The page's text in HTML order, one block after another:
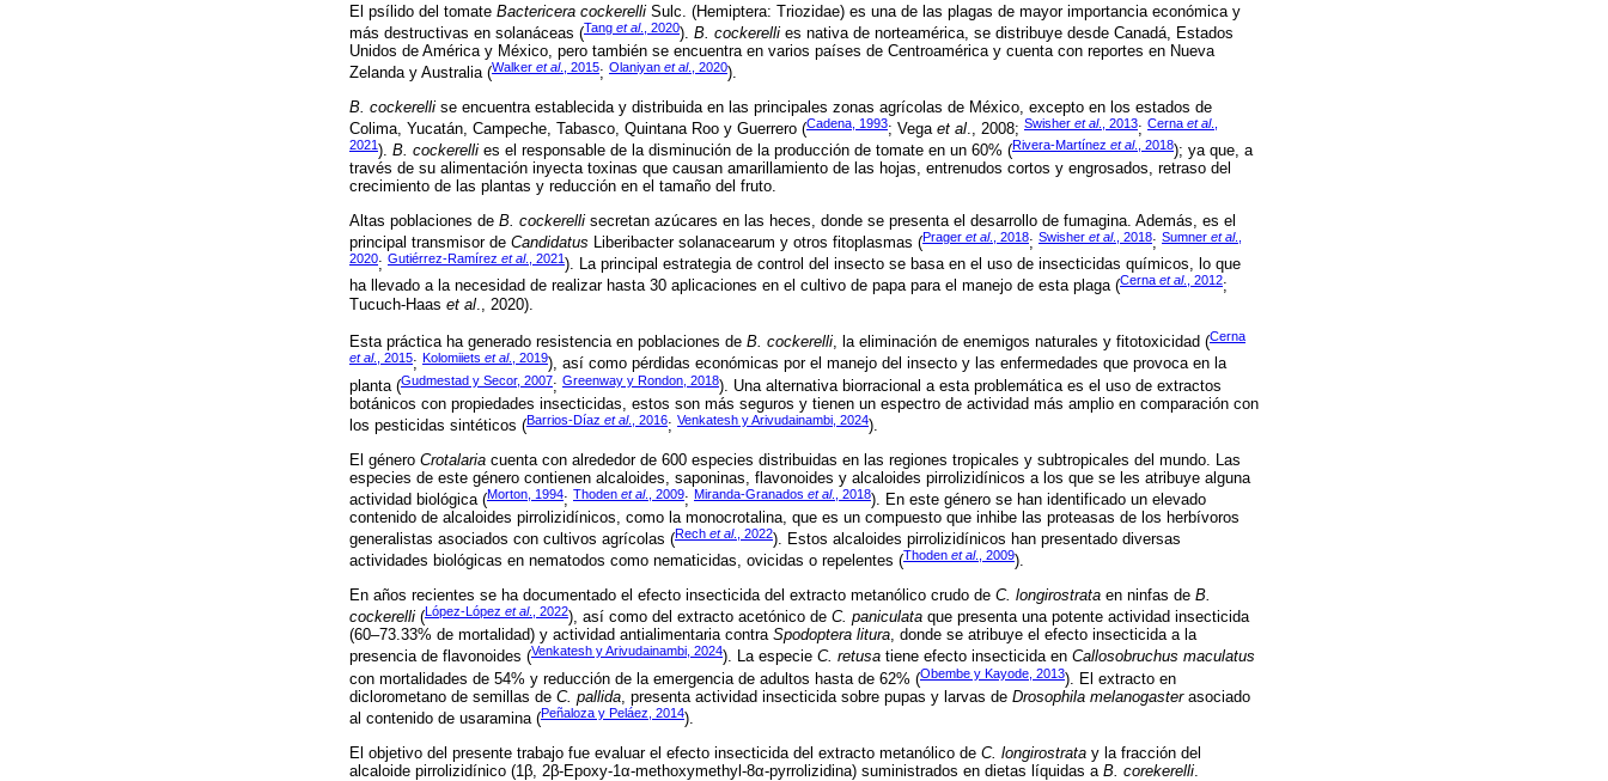
El psílido del tomate Bactericera cockerelli Sulc. (Hemiptera: Triozidae) es una de las plagas de mayor importancia económica y
más destructivas en solanáceas (Tang et al., 2020). B. cockerelli es nativa de norteamérica, se distribuye desde Canadá, Estados
Unidos de América y México, pero también se encuentra en varios países de Centroamérica y cuenta con reportes en Nueva
Zelanda y Australia (Walker et al., 2015; Olaniyan et al., 2020).
B. cockerelli se encuentra establecida y distribuida en las principales zonas agrícolas de México, excepto en los estados de
Colima, Yucatán, Campeche, Tabasco, Quintana Roo y Guerrero (Cadena, 1993; Vega et al ., 2008; Swisher et al., 2013; Cerna et al.,
2021). B. cockerelli es el responsable de la disminución de la producción de tomate en un 60% (Rivera-Martínez et al., 2018); ya que, a
través de su alimentación inyecta toxinas que causan amarillamiento de las hojas, entrenudos cortos y engrosados, retraso del
crecimiento de las plantas y reducción en el tamaño del fruto.
Altas poblaciones de B. cockerelli secretan azúcares en las heces, donde se presenta el desarrollo de fumagina. Además, es el
principal transmisor de Candidatus Liberibacter solanacearum y otros fitoplasmas (Prager et al., 2018; Swisher et al., 2018; Sumner et al.,
2020; Gutiérrez-Ramírez et al., 2021). La principal estrategia de control del insecto se basa en el uso de insecticidas químicos, lo que
ha llevado a la necesidad de realizar hasta 30 aplicaciones en el cultivo de papa para el manejo de esta plaga (Cerna et al., 2012;
Tucuch-Haas et al ., 2020).
Esta práctica ha generado resistencia en poblaciones de B. cockerelli, la eliminación de enemigos naturales y fitotoxicidad (Cerna
et al., 2015; Kolomiiets et al., 2019), así como pérdidas económicas por el manejo del insecto y las enfermedades que provoca en la
planta (Gudmestad y Secor, 2007; Greenway y Rondon, 2018). Una alternativa biorracional a esta problemática es el uso de extractos
botánicos con propiedades insecticidas, estos son más seguros y tienen un espectro de actividad más amplio en comparación con
los pesticidas sintéticos (Barrios-Díaz et al., 2016; Venkatesh y Arivudainambi, 2024).
El género Crotalaria cuenta con alrededor de 600 especies distribuidas en las regiones tropicales y subtropicales del mundo. Las
especies de este género contienen alcaloides, saponinas, flavonoides y alcaloides pirrolizidínicos a los que se les atribuye alguna
actividad biológica (Morton, 1994; Thoden et al., 2009; Miranda-Granados et al., 2018). En este género se han identificado un elevado
contenido de alcaloides pirrolizidínicos, como la monocrotalina, que es un compuesto que inhibe las proteasas de los herbívoros
generalistas asociados con cultivos agrícolas (Rech et al., 2022). Estos alcaloides pirrolizidínicos han presentado diversas
actividades biológicas en nematodos como nematicidas, ovicidas o repelentes (Thoden et al., 2009).
En años recientes se ha documentado el efecto insecticida del extracto metanólico crudo de C. longirostrata en ninfas de B.
cockerelli (López-López et al., 2022), así como del extracto acetónico de C. paniculata que presenta una potente actividad insecticida
(60–73.33% de mortalidad) y actividad antialimentaria contra Spodoptera litura, donde se atribuye el efecto insecticida a la
presencia de flavonoides (Venkatesh y Arivudainambi, 2024). La especie C. retusa tiene efecto insecticida en Callosobruchus maculatus
con mortalidades de 54% y reducción de la emergencia de adultos hasta de 62% (Obembe y Kayode, 2013). El extracto en
diclorometano de semillas de C. pallida, presenta actividad insecticida sobre pupas y larvas de Drosophila melanogasterasociado
al contenido de usaramina (Peñaloza y Peláez, 2014).
El objetivo del presente trabajo fue evaluar el efecto insecticida del extracto metanólico de C. longirostrata y la fracción del
alcaloide pirrolizidínico (1β, 2β-Epoxy-1α-methoxymethyl-8α-pyrrolizidina) suministrados en dietas líquidas a B. corekerelli